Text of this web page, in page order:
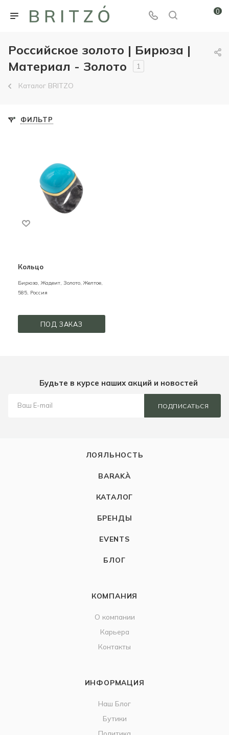
0
Российское золото | Бирюза |
Материал - Золото
1
Каталог BRITZO
ФИЛЬТР
Кольцо
Бирюза, Жадеит, Золото, Желтое,
585, Россия
ПОД ЗАКАЗ
Будьте в курсе наших акций и новостей
ПОДПИСАТЬСЯ
ЛОЯЛЬНОСТЬ
BARAKÀ
КАТАЛОГ
БРЕНДЫ
EVENTS
БЛОГ
КОМПАНИЯ
О компании
Карьера
Контакты
ИНФОРМАЦИЯ
Наш Блог
Бутики
Политика